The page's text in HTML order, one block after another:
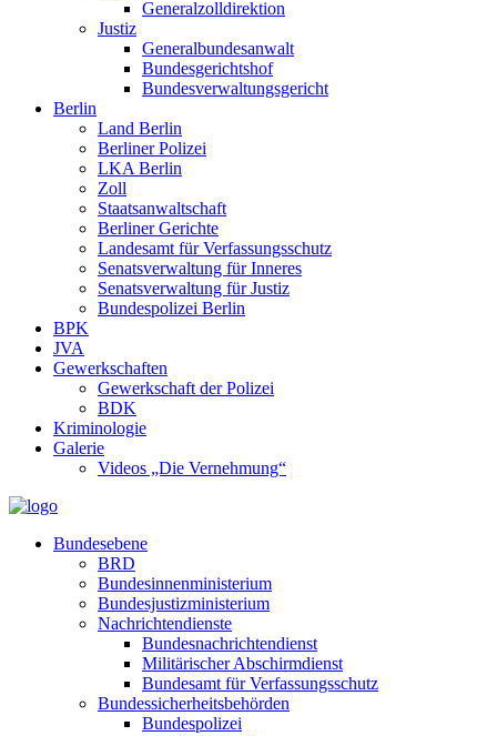
Generalzolldirektion
Justiz
Generalbundesanwalt
Bundesgerichtshof
Bundesverwaltungsgericht
Berlin
Land Berlin
Berliner Polizei
LKA Berlin
Zoll
Staatsanwaltschaft
Berliner Gerichte
Landesamt für Verfassungsschutz
Senatsverwaltung für Inneres
Senatsverwaltung für Justiz
Bundespolizei Berlin
BPK
JVA
Gewerkschaften
Gewerkschaft der Polizei
BDK
Kriminologie
Galerie
Videos „Die Vernehmung“
Bundesebene
BRD
Bundesinnenministerium
Bundesjustizministerium
Nachrichtendienste
Bundesnachrichtendienst
Militärischer Abschirmdienst
Bundesamt für Verfassungsschutz
Bundessicherheitsbehörden
Bundespolizei